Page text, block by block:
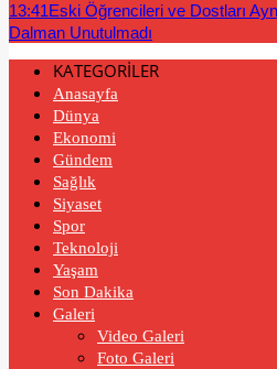
13:41Eski Öğrencileri ve Dostları
Dalman Unutulmadı
KATEGORİLER
Anasayfa
Dünya
Ekonomi
Gündem
Sağlık
Siyaset
Spor
Teknoloji
Yaşam
Son Dakika
Galeri
Video Galeri
Foto Galeri